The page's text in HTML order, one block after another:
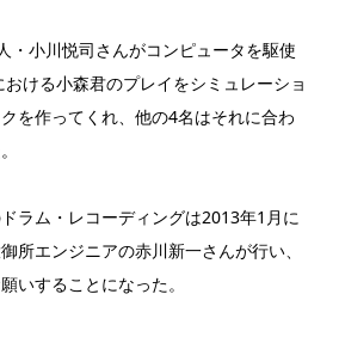
・小川悦司さんがコンピュータを駆使
ける小森君のプレイをシミュレーショ
を作ってくれ、他の4名はそれに合わ
ラム・レコーディングは2013年1月に
所エンジニアの赤川新一さんが行い、
いすることになった。